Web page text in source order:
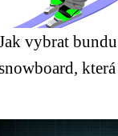
vybrat